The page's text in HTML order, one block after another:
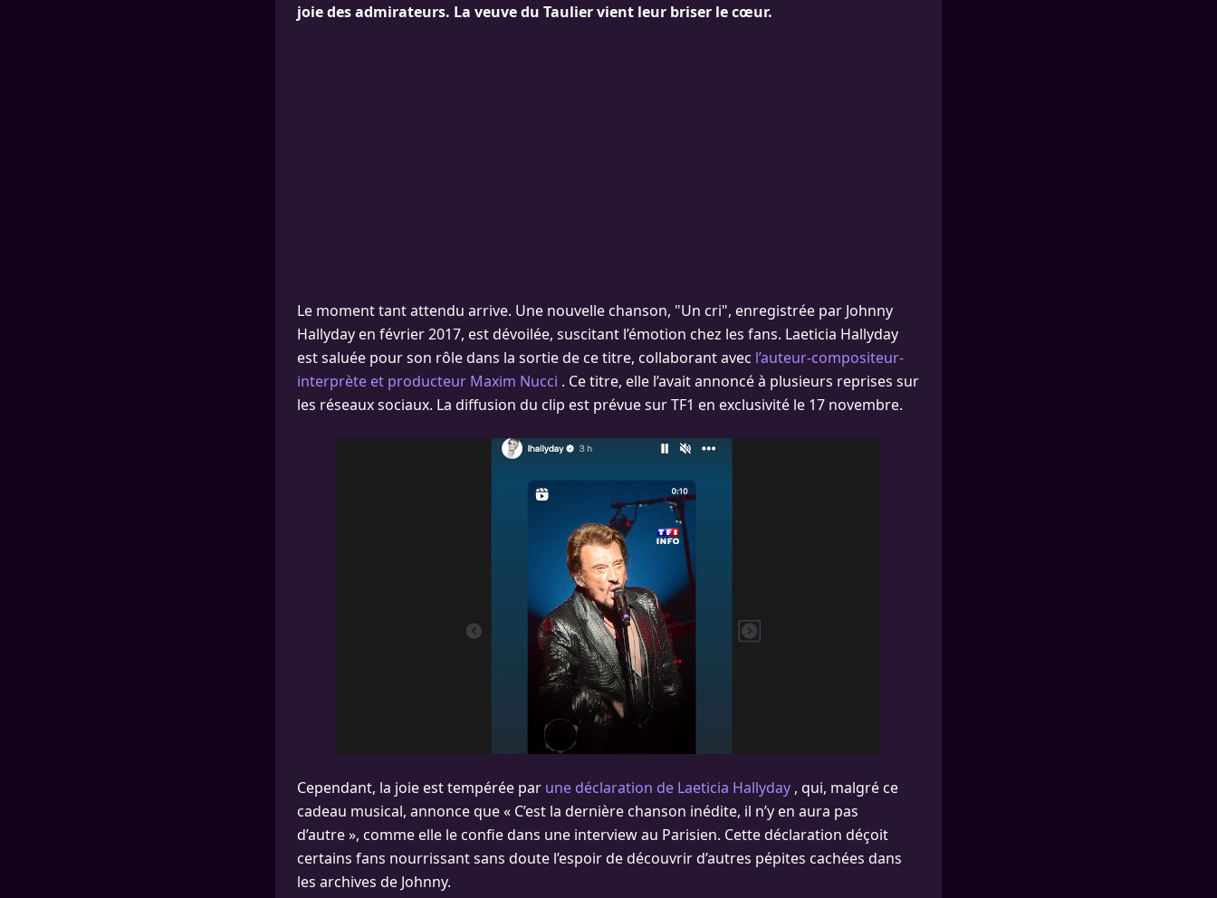
joie des admirateurs. La veuve du Taulier vient leur briser le cœur.
Le moment tant attendu arrive. Une nouvelle chanson, "Un cri", enregistrée par Johnny
Hallyday en février 2017, est dévoilée, suscitant l’émotion chez les fans. Laeticia Hallyday
est saluée pour son rôle dans la sortie de ce titre, collaborant avec l’auteur-compositeur-
interprète et producteur Maxim Nucci . Ce titre, elle l’avait annoncé à plusieurs reprises sur
les réseaux sociaux. La diffusion du clip est prévue sur TF1 en exclusivité le 17 novembre.
Cependant, la joie est tempérée par une déclaration de Laeticia Hallyday , qui, malgré ce
cadeau musical, annonce que « C’est la dernière chanson inédite, il n’y en aura pas
d’autre », comme elle le confie dans une interview au Parisien. Cette déclaration déçoit
certains fans nourrissant sans doute l’espoir de découvrir d’autres pépites cachées dans
les archives de Johnny.